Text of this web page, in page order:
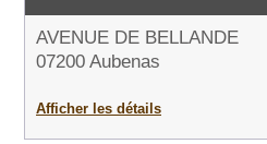
AVENUE DE BELLANDE
07200 Aubenas
Afficher les détails